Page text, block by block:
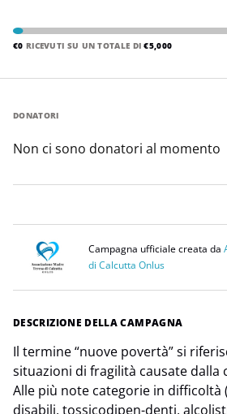
€0 RICEVUTI SU UN TOTALE DI€5,000
DONATORI
Non ci sono donatori al momento
Campagna ufficiale creata da
di Calcutta Onlus
DESCRIZIONE DELLA CAMPAGNA
Il termine “nuove povertà” si
situazioni di fragilità causate dalla
Alle più note categorie in difficoltà
disabili, tossicodipen-denti,